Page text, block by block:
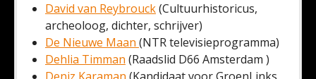
David van Reybrouck(Cultuurhistoricus,
archeoloog, dichter, schrijver)
De Nieuwe Maan (NTR televisieprogramma)
Dehlia Timman (Raadslid D66 Amsterdam )